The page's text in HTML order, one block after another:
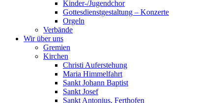
Kinder-/Jugendchor
Gottesdienstgestaltung – Konzerte
Orgeln
Verbände
Wir über uns
Gremien
Kirchen
Christi Auferstehung
Maria Himmelfahrt
Sankt Johann Baptist
Sankt Josef
Sankt Antonius, Ferthofen